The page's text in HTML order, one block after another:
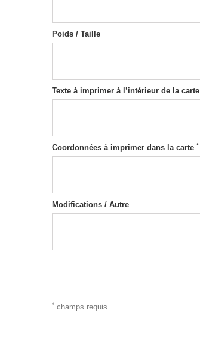
Poids / Taille
Texte à imprimer à l’intérieur de la carte
Coordonnées à imprimer dans la carte *
Modifications / Autre
* champs requis